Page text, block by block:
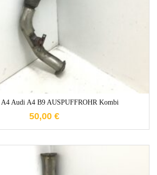
Audi A4 B9 AUSPUFFROHR Kombi
50,00 €